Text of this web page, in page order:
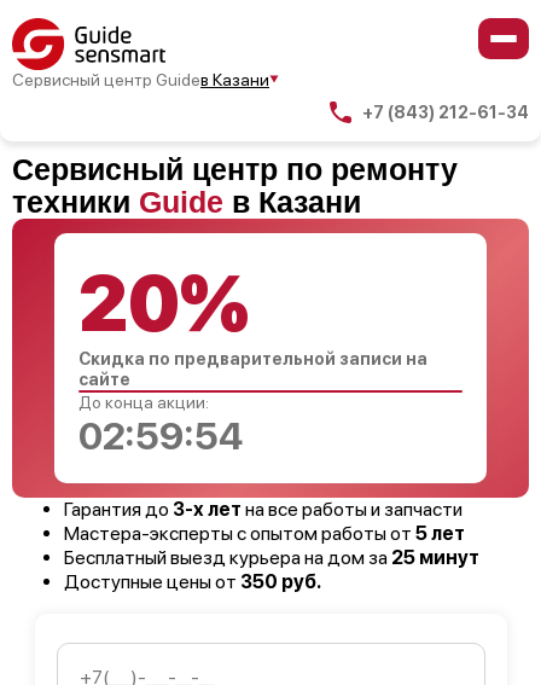
Сервисный центр Guideв Казани
+7 (843) 212-61-34
Сервисный центр по ремонту
техники Guide в Казани
Гарантия до 3-х лет на все работы и запчасти
Мастера-эксперты с опытом работы от 5 лет
Бесплатный выезд курьера на дом за 25 минут
Доступные цены от 350 руб.
20%
Скидка по предварительной записи на
сайте
До конца акции:
02:59:53